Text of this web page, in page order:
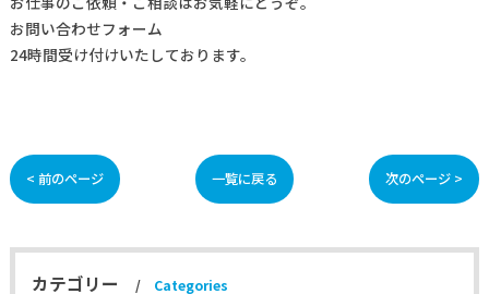
お問い合わせフォーム
24時間受け付けいたしております。
< 前のページ 一覧に戻る 次のページ >
カテゴリー Categories